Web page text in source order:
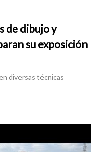
de dibujo y
su exposición
diversas técnicas